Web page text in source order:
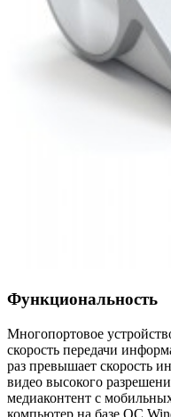
Функциональность
Многопортовое
скорость передачи
раз превышает скорость
видео высокого
медиаконтент с
компьютер на базе ОС